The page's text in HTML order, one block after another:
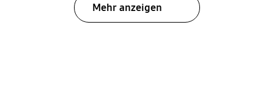
Mehr anzeigen